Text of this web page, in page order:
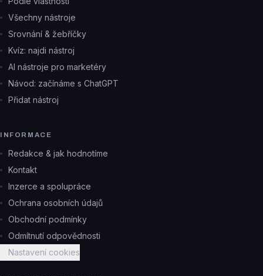
Všechny nástroje
Srovnání & žebříčky
Kvíz: najdi nástroj
AI nástroje pro marketéry
Návod: začínáme s ChatGPT
Přidat nástroj
INFORMACE
Redakce & jak hodnotíme
Kontakt
Inzerce a spolupráce
Ochrana osobních údajů
Obchodní podmínky
Odmítnutí odpovědnosti
Nastavení cookies